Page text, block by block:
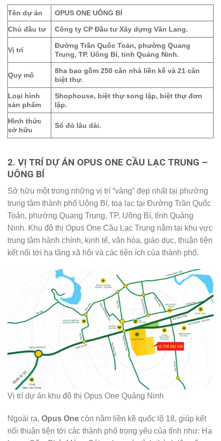
Tên dự án OPUS ONE UÔNG BÍ
Chủ đầu tư Công ty CP Đầu tư Xây dựng Văn Lang.
Vị trí
Đường Trần Quốc Toản, phường Quang
Trung, TP. Uông Bí, tỉnh Quảng Ninh.
Quy mô
8ha bao gồm 250 căn nhà liền kề và 21 căn
biệt thự.
Loại hình
sản phẩm
Shophouse, biệt thự song lập, biệt thự đơn
lập.
Hình thức
sở hữu
Sổ đỏ lâu dài.
2. VỊ TRÍ DỰ ÁN OPUS ONE CẦU LẠC TRUNG –
UÔNG BÍ
Sở hữu một trong những vị trí “vàng” đẹp nhất tại phường
trung tâm thành phố Uông Bí, toạ lạc tại Đường Trần Quốc
Toản, phường Quang Trung, TP. Uông Bí, tỉnh Quảng
Ninh. Khu đô thị Opus One Cầu Lạc Trung nằm tại khu vực
trung tâm hành chính, kinh tế, văn hóa, giáo dục, thuận tiện
kết nối tới hạ tầng xã hội và các tiện ích của thành phố.
Vị trí dự án khu đô thị Opus One Quảng Ninh
Ngoài ra, Opus One còn nằm liền kề quốc lộ 18, giúp kết
nối thuận tiện tới các thành phố trọng yếu của tỉnh như: Hạ